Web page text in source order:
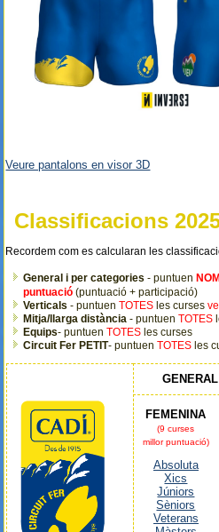
Veure pantalons en visor 3D
Classificacions
Recordem com es calcularan les
General i per categories - puntuen
puntuació (puntuació + participació)
Verticals- puntuenTOTES les curses
Mitja/llarga distància - puntuenTOTES
Equips- puntuenTOTES les curses
Circuit Fer PETIT- puntuenTOTES les
FEMENINA
(9 curses
millor puntuació)
Absoluta
Xics
Júniors
Sèniors
Veterans